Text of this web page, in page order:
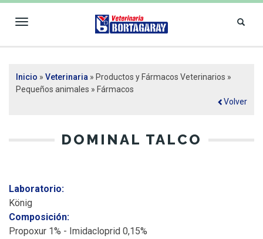
Toggle
BORTAGARAY
Se encuentra usted aquí
Inicio » Veterinaria » Productos y Fármacos Veterinarios »
Pequeños animales » Fármacos
Volver
DOMINAL TALCO
Laboratorio:
König
Composición:
Propoxur 1% - Imidacloprid 0,15%